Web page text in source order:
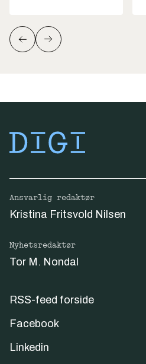
Ansvarlig redaktør
Kristina Fritsvold Nilsen
Nyhetsredaktør
Tor M. Nondal
RSS-feed forside
Facebook
Linkedin